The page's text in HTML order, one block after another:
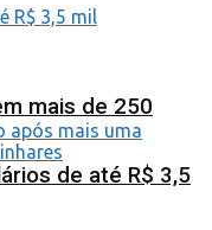
mais de 250
de até R$ 3,5